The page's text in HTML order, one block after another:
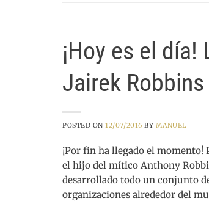
¡Hoy es el
Jairek Robbins
POSTED ON12/07/2016 BY MANUEL
¡Por fin ha llegado el momento!
el hijo del mítico Anthony
desarrollado todo un conjunto
organizaciones alrededor del